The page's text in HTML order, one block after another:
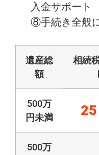
入金サポート
⑧手続き全般
遺産総
額
相続
500万
円未満
25
500万